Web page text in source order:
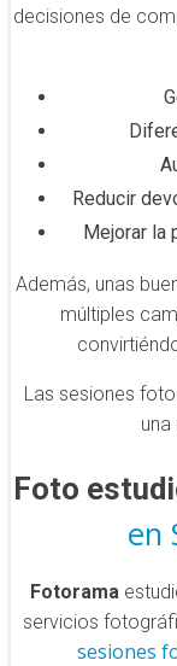
decisiones de
Reducir
Mejorar la
Además, unas
múltiples
Las sesiones
Foto
en
Fotorama
servicios
sesiones